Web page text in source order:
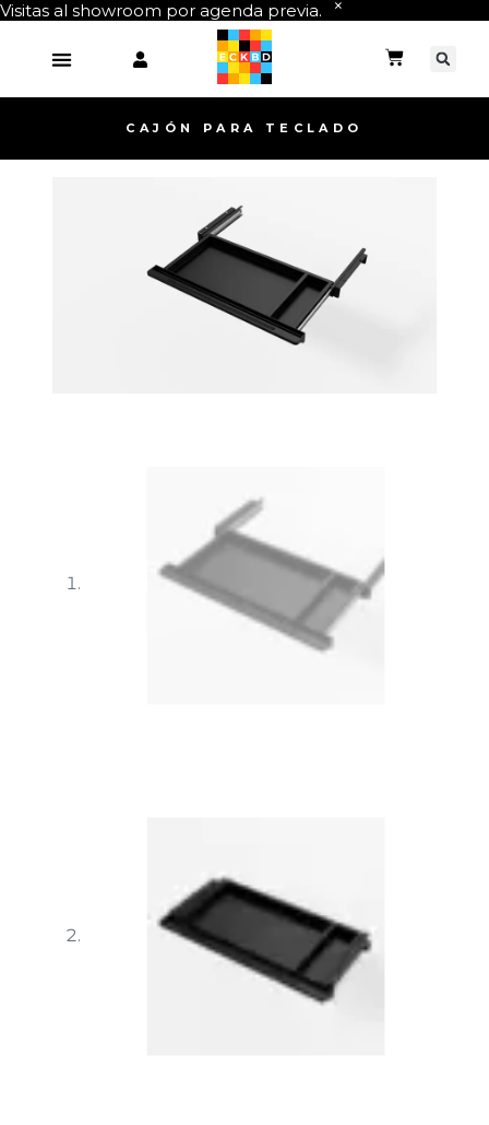
Visitas al showroom por agenda previa.
CAJÓN PARA TECLADO